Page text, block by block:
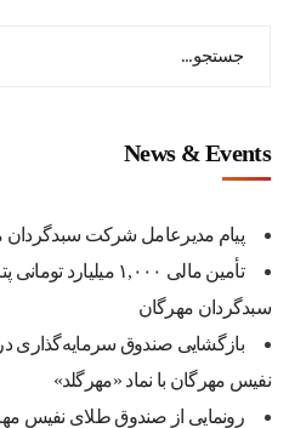
News & Events
پیام مدیرعامل شرکت سبدگردان
تأمین مالی ۱,۰۰۰
سبدگردان مهرگان
بازگشایی صندوق سرمایه‌گذاری در
نفیس مهرگان با نماد «مهرگلد»
رونمایی از صندوق طلای نفیس